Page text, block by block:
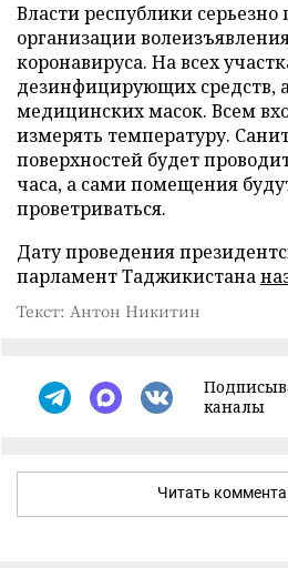
Власти республики
организации
коронавируса. На всех
дезинфицирующих средств,
медицинских масок. Всем
измерять температуру.
поверхностей будет
часа, а сами помещения
проветриваться.
Дату проведения
парламент Таджикистана
Текст: Антон Никитин
каналы
Читать